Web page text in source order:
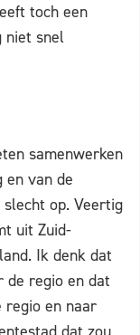
toch een
niet snel
samenwerken
en van de
op. Veertig
uit Zuid-
Ik denk dat
de regio en dat
regio en naar